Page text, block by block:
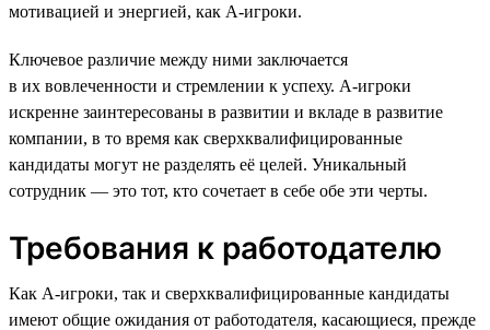
мотивацией и энергией, как A-игроки.
Ключевое различие между ними заключается
в их вовлеченности и стремлении к успеху. A-игроки
искренне заинтересованы в развитии и вкладе в развитие
компании, в то время как сверхквалифицированные
кандидаты могут не разделять её целей. Уникальный
сотрудник — это тот, кто сочетает в себе обе эти черты.
Требования к работодателю
Как А-игроки, так и сверхквалифицированные кандидаты
имеют общие ожидания от работодателя, касающиеся, прежде